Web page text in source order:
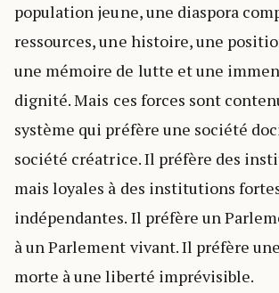
population jeune, une diaspora
ressources, une histoire, une
une mémoire de lutte et une
dignité. Mais ces forces sont
système qui préfère une société
société créatrice. Il préfère des
mais loyales à des institutions
indépendantes. Il préfère un
à un Parlement vivant. Il préfère
morte à une liberté imprévisible.